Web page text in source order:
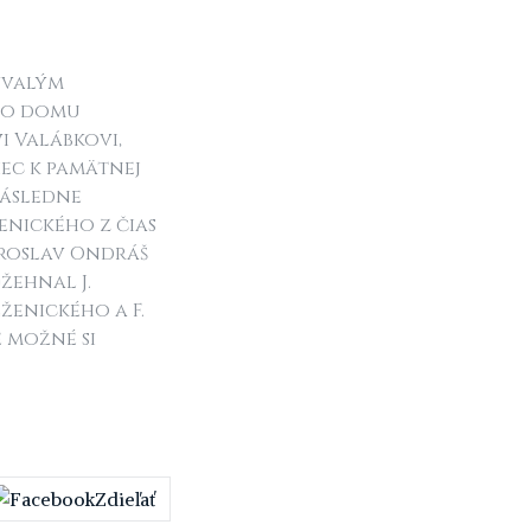
domu
Valábkovi,
k pamätnej
z čias
Ondráš
J.
a F.
si
Zdieľať